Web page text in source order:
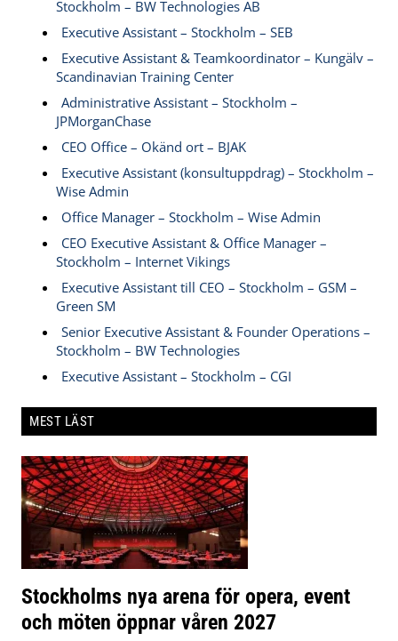
Stockholm – BW Technologies AB
Executive Assistant – Stockholm – SEB
Executive Assistant & Teamkoordinator – Kungälv –
Scandinavian Training Center
Administrative Assistant – Stockholm –
JPMorganChase
CEO Office – Okänd ort – BJAK
Executive Assistant (konsultuppdrag) – Stockholm –
Wise Admin
Office Manager – Stockholm – Wise Admin
CEO Executive Assistant & Office Manager –
Stockholm – Internet Vikings
Executive Assistant till CEO – Stockholm – GSM –
Green SM
Senior Executive Assistant & Founder Operations –
Stockholm – BW Technologies
Executive Assistant – Stockholm – CGI
MEST LÄST
Stockholms nya arena för opera, event
och möten öppnar våren 2027